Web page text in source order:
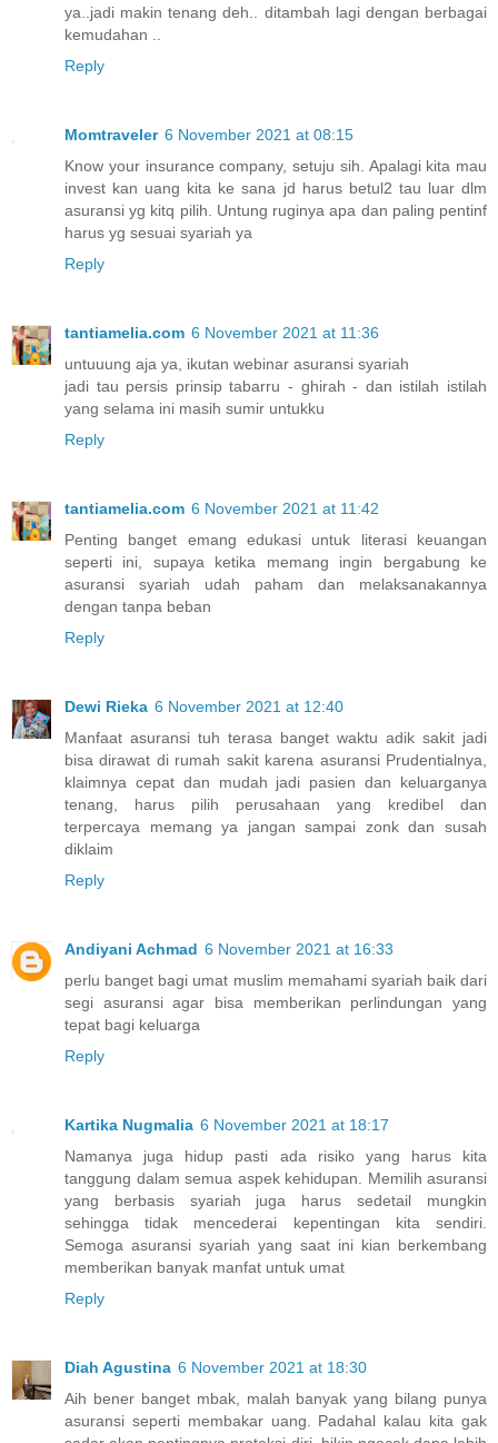
ya..jadi makin tenang deh.. ditambah lagi dengan berbagai
kemudahan ..
Reply
Momtraveler 6 November 2021 at 08:15
Know your insurance company, setuju sih. Apalagi kita mau
invest kan uang kita ke sana jd harus betul2 tau luar dlm
asuransi yg kitq pilih. Untung ruginya apa dan paling pentinf
harus yg sesuai syariah ya
Reply
tantiamelia.com 6 November 2021 at 11:36
untuuung aja ya, ikutan webinar asuransi syariah
jadi tau persis prinsip tabarru - ghirah - dan istilah istilah
yang selama ini masih sumir untukku
Reply
tantiamelia.com 6 November 2021 at 11:42
Penting banget emang edukasi untuk literasi keuangan
seperti ini, supaya ketika memang ingin bergabung ke
asuransi syariah udah paham dan melaksanakannya
dengan tanpa beban
Reply
Dewi Rieka 6 November 2021 at 12:40
Manfaat asuransi tuh terasa banget waktu adik sakit jadi
bisa dirawat di rumah sakit karena asuransi Prudentialnya,
klaimnya cepat dan mudah jadi pasien dan keluarganya
tenang, harus pilih perusahaan yang kredibel dan
terpercaya memang ya jangan sampai zonk dan susah
diklaim
Reply
Andiyani Achmad 6 November 2021 at 16:33
perlu banget bagi umat muslim memahami syariah baik dari
segi asuransi agar bisa memberikan perlindungan yang
tepat bagi keluarga
Reply
Kartika Nugmalia 6 November 2021 at 18:17
Namanya juga hidup pasti ada risiko yang harus kita
tanggung dalam semua aspek kehidupan. Memilih asuransi
yang berbasis syariah juga harus sedetail mungkin
sehingga tidak mencederai kepentingan kita sendiri.
Semoga asuransi syariah yang saat ini kian berkembang
memberikan banyak manfat untuk umat
Reply
Diah Agustina 6 November 2021 at 18:30
Aih bener banget mbak, malah banyak yang bilang punya
asuransi seperti membakar uang. Padahal kalau kita gak